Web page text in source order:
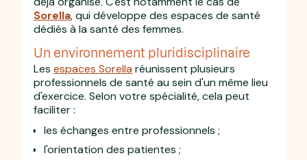
Sorella, qui développe des espaces de santé
dédiés à la santé des femmes.
Un environnement pluridisciplinaire
Lesespaces Sorella réunissent plusieurs
professionnels de santé au sein d'un même lieu
d'exercice. Selon votre spécialité, cela peut
faciliter :
les échanges entre professionnels ;
l'orientation des patientes ;